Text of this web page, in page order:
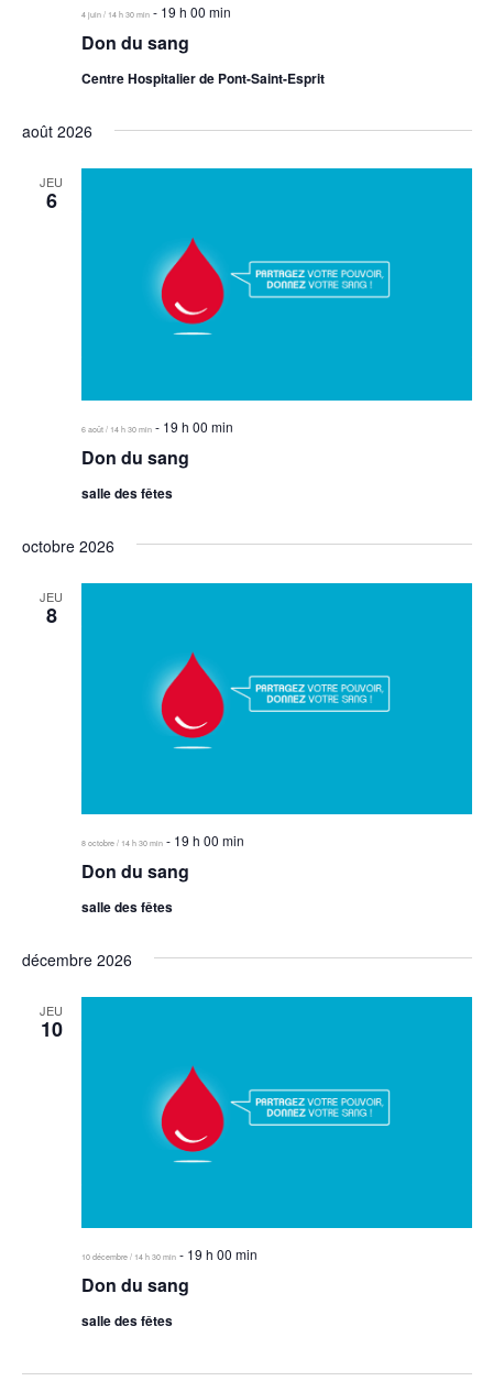
Don du sang
4 juin / 14 h 30 min- 19 h 00 min
Centre Hospitalier de Pont-Saint-Esprit
août 2026
JEU
6
Don du sang
6 août / 14 h 30 min- 19 h 00 min
salle des fêtes
octobre 2026
JEU
8
Don du sang
8 octobre / 14 h 30 min- 19 h 00 min
salle des fêtes
décembre 2026
JEU
10
Don du sang
10 décembre / 14 h 30 min- 19 h 00 min
salle des fêtes